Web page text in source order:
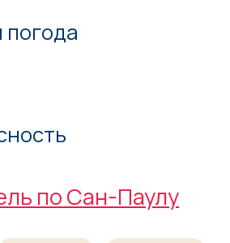
погода
по Сан-Паулу